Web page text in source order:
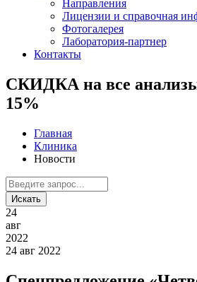
Направления
Лицензии и справочная
Фотогалерея
Лаборатория-партнер
Контакты
СКИДКА на все
15%
Главная
Клиника
Новости
24
авг
2022
24 авг 2022